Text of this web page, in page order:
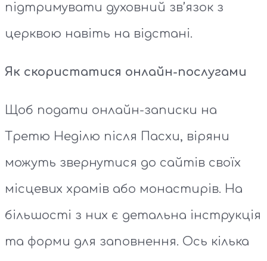
підтримувати духовний зв’язок з
церквою навіть на відстані.
Як скористатися онлайн-послугами
Щоб подати онлайн-записки на
Третю Неділю після Пасхи, віряни
можуть звернутися до сайтів своїх
місцевих храмів або монастирів. На
більшості з них є детальна інструкція
та форми для заповнення. Ось кілька